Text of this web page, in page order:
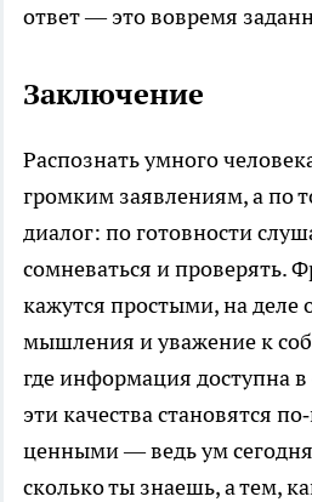
ответ — это вовремя
Заключение
Распознать умного
громким заявлениям, а по
диалог: по готовности
сомневаться и проверять.
кажутся простыми, на деле
мышления и уважение к
где информация доступна
эти качества становятся
ценными — ведь ум
сколько ты знаешь, а тем,